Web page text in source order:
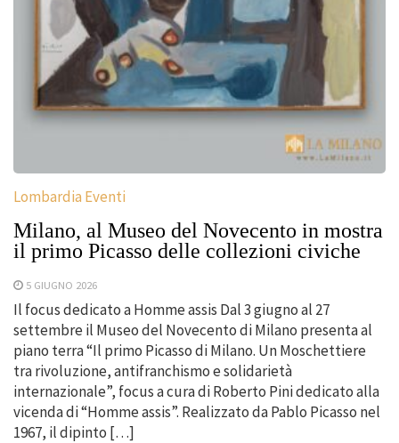
Lombardia Eventi
Milano, al Museo del Novecento in mostra
il primo Picasso delle collezioni civiche
5 GIUGNO 2026
Il focus dedicato a Homme assis Dal 3 giugno al 27
settembre il Museo del Novecento di Milano presenta al
piano terra “Il primo Picasso di Milano. Un Moschettiere
tra rivoluzione, antifranchismo e solidarietà
internazionale”, focus a cura di Roberto Pini dedicato alla
vicenda di “Homme assis”. Realizzato da Pablo Picasso nel
1967, il dipinto […]